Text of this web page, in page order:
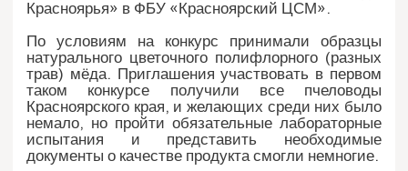
Красноярья» в ФБУ «Красноярский ЦСМ».
По условиям на конкурс принимали образцы
натурального цветочного полифлорного (разных
трав) мёда. Приглашения участвовать в первом
таком конкурсе получили все пчеловоды
Красноярского края, и желающих среди них было
немало, но пройти обязательные лабораторные
испытания и представить необходимые
документы о качестве продукта смогли немногие.